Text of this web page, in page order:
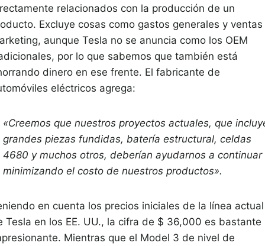
relacionados con la producción de un
Excluye cosas como gastos generales y ventas
aunque Tesla no se anuncia como los OEM
por lo que sabemos que también está
dinero en ese frente. El fabricante de
eléctricos agrega:
«Creemos que nuestros proyectos actuales, que
grandes piezas fundidas, batería estructural, celdas
4680 y muchos otros, deberían ayudarnos a continuar
minimizando el costo de nuestros productos».
en cuenta los precios iniciales de la línea actual
Tesla en los EE. UU., la cifra de $ 36,000 es bastante
Mientras que el Model 3 de nivel de